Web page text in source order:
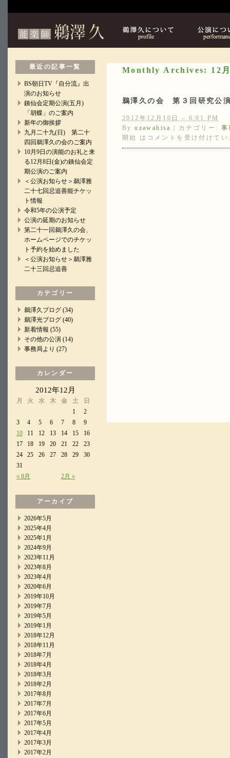
鵜澤久について
Monthly Archives: 12
鵜澤久の会 第３回研究公
2012年12月10日 – 6:01 PM
Byuzawahisa カテゴリー: 事
開始 は コメントを受け付けて
最近の記事一覧
BS朝日TV『自分流』出
演のお知らせ
銕仙会定期公演(五月)
「胡蝶」のご案内
新年の御挨拶
九月二十九(日) 第二十
四回鵜澤久の会のご案内
10月9日の演能のお礼と来
る12月8日(金)の銕仙会定
期公演のご案内
＜公演お知らせ＞鵜澤雅
二十七回忌追善能チケッ
ト情報
令和5年の公演予定
公演の延期のお知らせ
第二十一回鵜澤久の会、
ホームページでのチケッ
ト予約を始めました
＜公演お知らせ＞鵜澤雅
二十三回忌追善
カテゴリー
鵜澤久ブログ(34)
鵜澤光ブログ(40)
新着情報 (55)
その他の公演(14)
事務局より (27)
カレンダー
2012年12月
月 火 水 木 金 土 日
« 8月 2月 »
1
2
3
4 5 6 7 8
9
10
11 12 13 14 15
16
17
18 19 20 21 22
23
24
25 26 27 28 29
30
31
アーカイブ
2026年5月
2025年4月
2025年1月
2024年9月
2023年11月
2023年8月
2023年4月
2020年6月
2019年10月
2019年7月
2019年5月
2019年1月
2018年12月
2018年11月
2018年7月
2018年4月
2018年3月
2018年2月
2017年8月
2017年7月
2017年6月
2017年5月
2017年4月
2017年3月
2017年2月